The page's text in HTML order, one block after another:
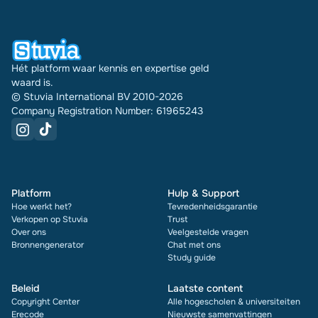
Hét platform waar kennis en expertise geld
waard is.
© Stuvia International BV 2010-2026
Company Registration Number: 61965243
Platform
Hoe werkt het?
Verkopen op Stuvia
Over ons
Bronnengenerator
Hulp & Support
Tevredenheidsgarantie
Trust
Veelgestelde vragen
Chat met ons
Study guide
Beleid
Copyright Center
Erecode
Laatste content
Alle hogescholen & universiteiten
Nieuwste samenvattingen